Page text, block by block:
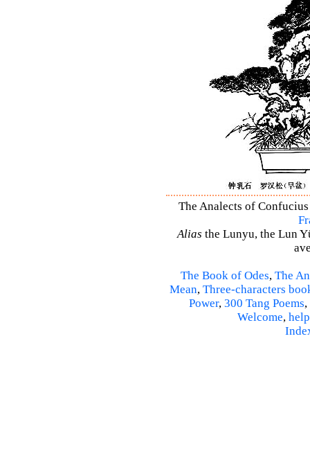
The Analects of
Alias the Lunyu, the Lun
The Book of Odes, The
Mean, Three-characters
Power, 300 Tang Poems,
Welcome, help